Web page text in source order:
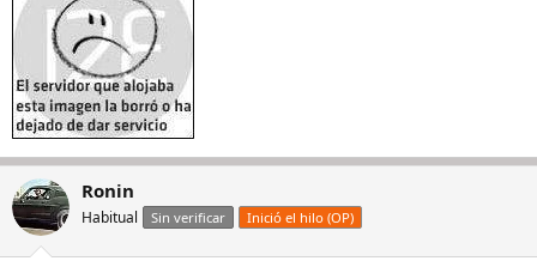
Ronin
Habitual Sin verificar Inició el hilo (OP)